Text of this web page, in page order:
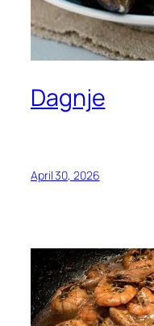
Dagnje
April 30, 2026